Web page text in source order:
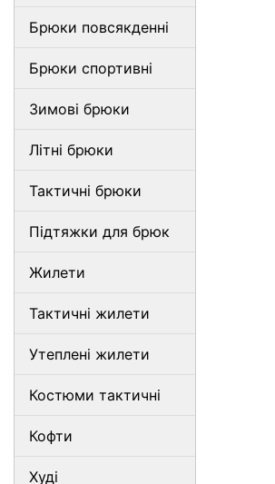
Брюки повсякденні
Брюки спортивні
Зимові брюки
Літні брюки
Тактичні брюки
Підтяжки для брюк
Жилети
Тактичні жилети
Утеплені жилети
Костюми тактичні
Кофти
Худі